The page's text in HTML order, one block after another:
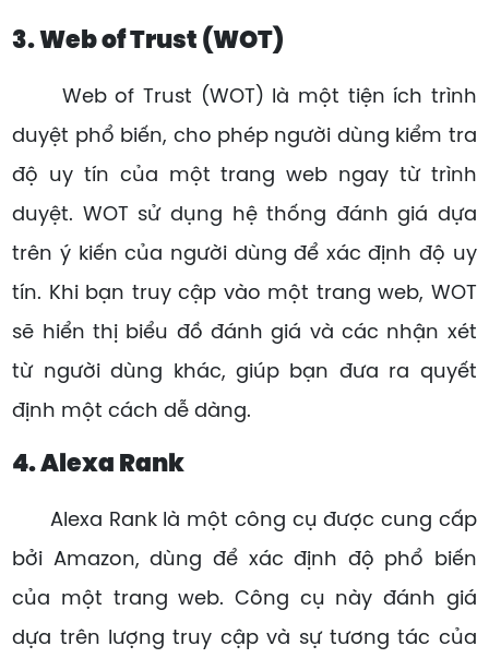
3. Web of Trust (WOT)
Web of Trust (WOT) là một tiện ích trình
duyệt phổ biến, cho phép người dùng kiểm tra
độ uy tín của một trang web ngay từ trình
duyệt. WOT sử dụng hệ thống đánh giá dựa
trên ý kiến của người dùng để xác định độ uy
tín. Khi bạn truy cập vào một trang web, WOT
sẽ hiển thị biểu đồ đánh giá và các nhận xét
từ người dùng khác, giúp bạn đưa ra quyết
định một cách dễ dàng.
4. Alexa Rank
Alexa Rank là một công cụ được cung cấp
bởi Amazon, dùng để xác định độ phổ biến
của một trang web. Công cụ này đánh giá
dựa trên lượng truy cập và sự tương tác của